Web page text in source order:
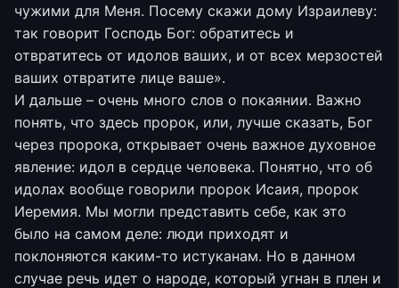
чужими для Меня. Посему скажи дому Израилеву:
так говорит Господь Бог: обратитесь и
отвратитесь от идолов ваших, и от всех мерзостей
ваших отвратите лице ваше».
И дальше – очень много слов о покаянии. Важно
понять, что здесь пророк, или, лучше сказать, Бог
через пророка, открывает очень важное духовное
явление: идол в сердце человека. Понятно, что об
идолах вообще говорили пророк Исаия, пророк
Иеремия. Мы могли представить себе, как это
было на самом деле: люди приходят и
поклоняются каким-то истуканам. Но в данном
случае речь идет о народе, который угнан в плен и